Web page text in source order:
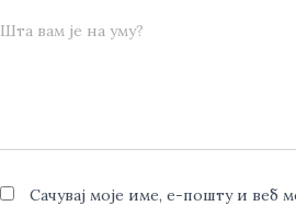
Шта вам је на уму?
Сачувај моје име, е-пошту и веб